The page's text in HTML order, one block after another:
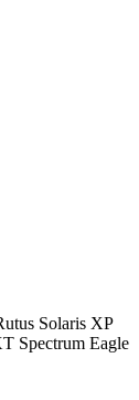
Solaris XP
Spectrum Eagle